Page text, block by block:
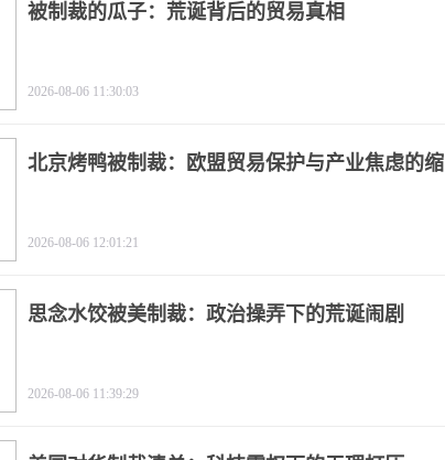
被制裁的瓜子：荒诞背后的贸易真相
2026-08-06 11:30:03
北京烤鸭被制裁：欧盟贸易保护与产业焦虑的缩
2026-08-06 12:01:21
思念水饺被美制裁：政治操弄下的荒诞闹剧
2026-08-06 11:39:29